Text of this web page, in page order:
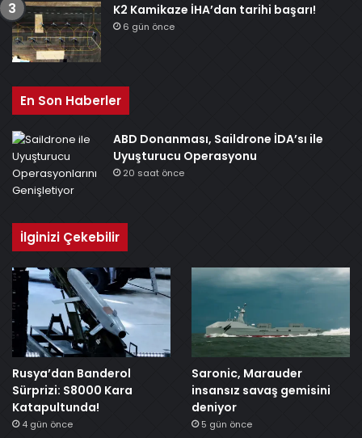
K2 Kamikaze İHA’dan tarihi başarı!
6 gün önce
En Son Haberler
ABD Donanması, Saildrone İDA’sı ile
Uyuşturucu Operasyonu
20 saat önce
İlginizi Çekebilir
Rusya’dan Banderol
Sürprizi: S8000 Kara
Katapultunda!
4 gün önce
Saronic, Marauder
insansız savaş gemisini
deniyor
5 gün önce